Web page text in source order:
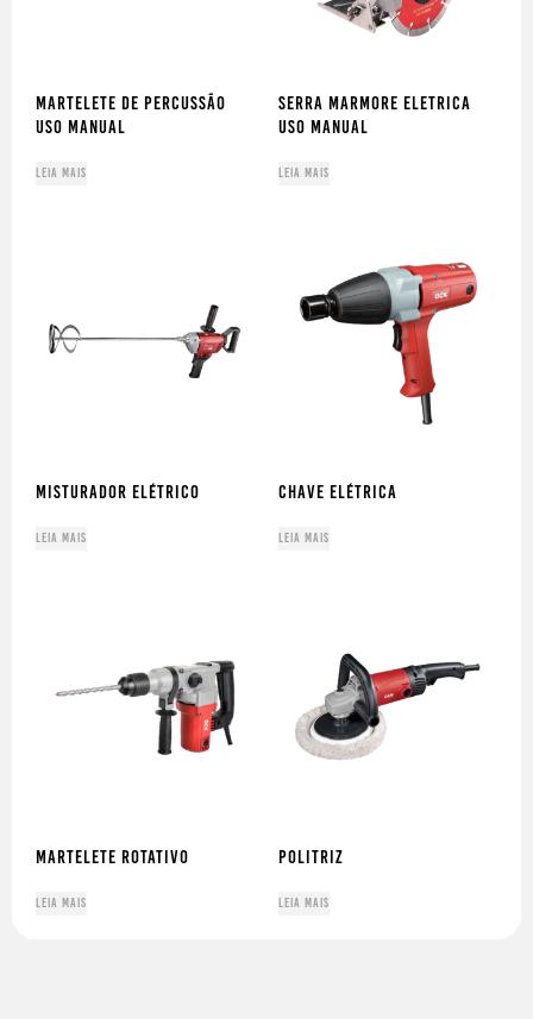
MARTELETE DE PERCUSSÃO
USO MANUAL
Leia mais
SERRA MARMORE ELETRICA
USO MANUAL
Leia mais
MISTURADOR ELÉTRICO
Leia mais
CHAVE ELÉTRICA
Leia mais
MARTELETE ROTATIVO
Leia mais
POLITRIZ
Leia mais